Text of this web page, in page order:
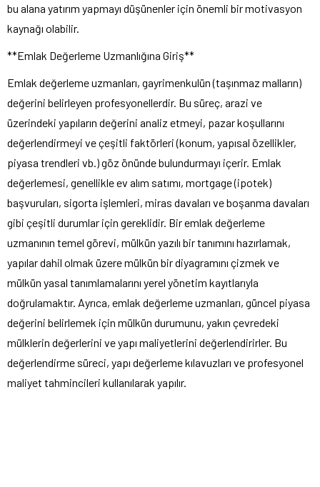
bu alana yatırım yapmayı düşünenler için önemli bir motivasyon
kaynağı olabilir.
**Emlak Değerleme Uzmanlığına Giriş**
Emlak değerleme uzmanları, gayrimenkulün (taşınmaz malların)
değerini belirleyen profesyonellerdir. Bu süreç, arazi ve
üzerindeki yapıların değerini analiz etmeyi, pazar koşullarını
değerlendirmeyi ve çeşitli faktörleri (konum, yapısal özellikler,
piyasa trendleri vb.) göz önünde bulundurmayı içerir. Emlak
değerlemesi, genellikle ev alım satımı, mortgage (ipotek)
başvuruları, sigorta işlemleri, miras davaları ve boşanma davaları
gibi çeşitli durumlar için gereklidir. Bir emlak değerleme
uzmanının temel görevi, mülkün yazılı bir tanımını hazırlamak,
yapılar dahil olmak üzere mülkün bir diyagramını çizmek ve
mülkün yasal tanımlamalarını yerel yönetim kayıtlarıyla
doğrulamaktır. Ayrıca, emlak değerleme uzmanları, güncel piyasa
değerini belirlemek için mülkün durumunu, yakın çevredeki
mülklerin değerlerini ve yapı maliyetlerini değerlendirirler. Bu
değerlendirme süreci, yapı değerleme kılavuzları ve profesyonel
maliyet tahmincileri kullanılarak yapılır.